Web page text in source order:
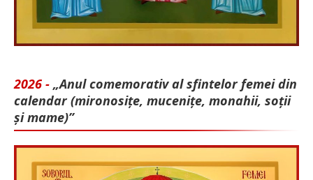
2026 - „Anul comemorativ al sfintelor femei din
calendar (mironosițe, mu­cenițe, monahii, soții
și mame)”